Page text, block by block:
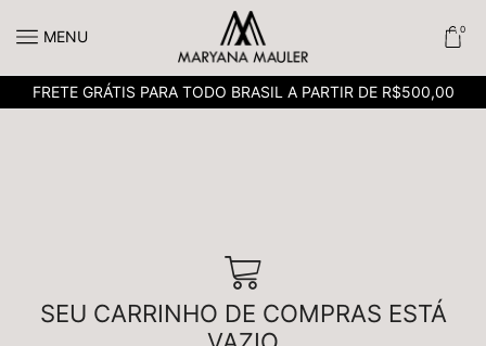
MENU 0
FRETE GRÁTIS PARA TODO BRASIL A PARTIR DE R$500,00
SEU CARRINHO DE COMPRAS ESTÁ